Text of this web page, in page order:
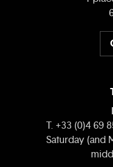
T. +33 (0)4 69
Saturday (and